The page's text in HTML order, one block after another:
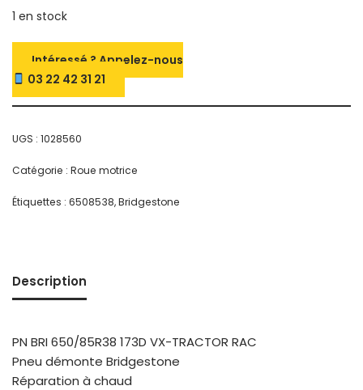
1 en stock
Intéressé ? Appelez-nous
03 22 42 31 21
UGS : 1028560
Catégorie : Roue motrice
Étiquettes : 6508538,Bridgestone
Description
PN BRI 650/85R38 173D VX-TRACTOR RAC
Pneu démonte Bridgestone
Réparation à chaud